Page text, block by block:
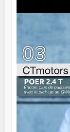
direction peut
là que les aînés
gouvernail,
ont la force,
n'est pas un
d'équipage.
Surtout vos
n'importe quel
Il faut juste
même sens.